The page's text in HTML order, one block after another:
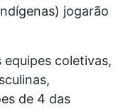
jogarão
equipes coletivas,
de 4 das